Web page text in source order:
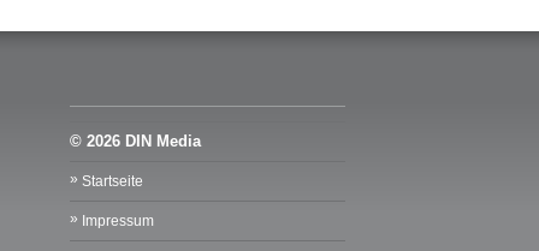
© 2026 DIN Media
Startseite
Impressum